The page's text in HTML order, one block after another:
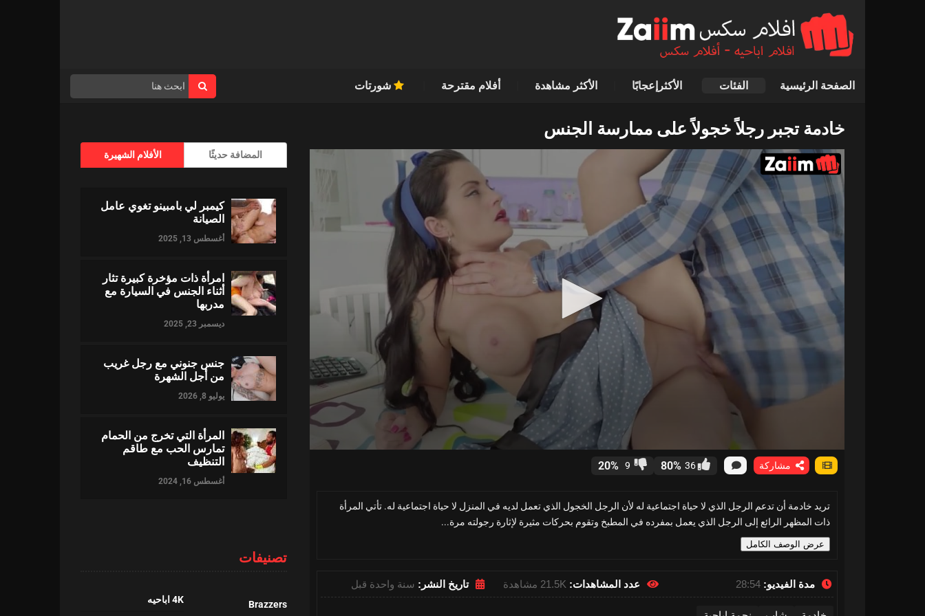
الصفحة الرئيسية الفئات الأكثرإعجابًا الأكثر مشاهدة أفلام مقترحة شورتات
خادمة تجبر رجلاً خجولاً على ممارسة الجنس
minutes,
مشاركة 36
80%
9
20%
تريد خادمة أن تدعم الرجل الذي لا حياة اجتماعية له لأن الرجل الخجول الذي تعمل لديه في المنزل لا حياة اجتماعية له. تأتي المرأة
ذات المظهر الرائع إلى الرجل الذي يعمل بمفرده في المطبخ وتقوم بحركات مثيرة لإثارة رجولته مرة...
عرض الوصف الكامل
مدة الفيديو: 28:54 عدد المشاهدات: 21.5K مشاهدة تاريخ النشر: سنة واحدة قبل
الأفلام الشهيرة المضافة حديثًا
كيمبر لي بامبينو تغوي عامل
الصيانة
أغسطس 13, 2025
امرأة ذات مؤخرة كبيرة تثار
أثناء الجنس في السيارة مع
مدربها
ديسمبر 23, 2025
جنس جنوني مع رجل غريب
من أجل الشهرة
يوليو 8, 2026
المرأة التي تخرج من الحمام
تمارس الحب مع طاقم
التنظيف
أغسطس 16, 2024
تصنيفات
4K اباحيه Brazzers